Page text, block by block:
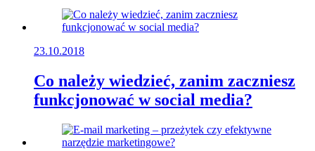
23.10.2018
Co należy wiedzieć, zanim zaczniesz
funkcjonować w social media?